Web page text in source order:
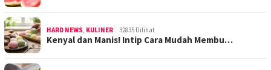
HARD NEWS KULINER 32835 Dilihat
Kenyal dan Manis! Intip Cara Mudah Membu…